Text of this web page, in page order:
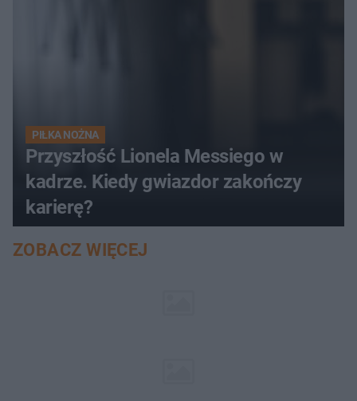
PIŁKA NOŻNA
Przyszłość Lionela Messiego w
kadrze. Kiedy gwiazdor zakończy
karierę?
ZOBACZ WIĘCEJ